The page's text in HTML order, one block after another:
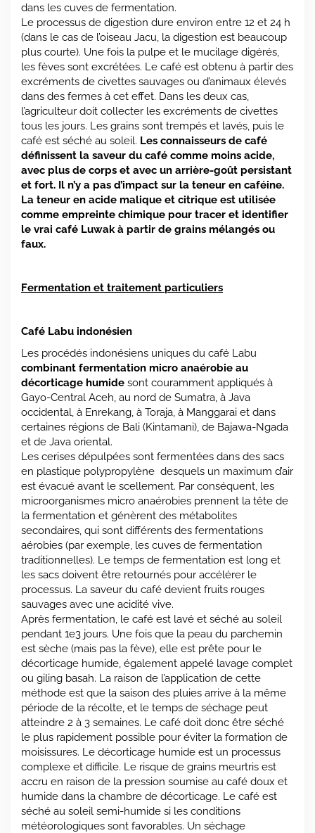
dans les cuves de fermentation.
Le processus de digestion dure environ entre 12 et 24 h
(dans le cas de l’oiseau Jacu, la digestion est beaucoup
plus courte). Une fois la pulpe et le mucilage digérés,
les fèves sont excrétées. Le café est obtenu à partir des
excréments de civettes sauvages ou d’animaux élevés
dans des fermes à cet effet. Dans les deux cas,
l’agriculteur doit collecter les excréments de civettes
tous les jours. Les grains sont trempés et lavés, puis le
café est séché au soleil. Les connaisseurs de café
définissent la saveur du café comme moins acide,
avec plus de corps et avec un arrière-goût persistant
et fort. Il n’y a pas d’impact sur la teneur en caféine.
La teneur en acide malique et citrique est utilisée
comme empreinte chimique pour tracer et identifier
le vrai café Luwak à partir de grains mélangés ou
faux.
Fermentation et traitement particuliers
Café Labu indonésien
Les procédés indonésiens uniques du café Labu
combinant fermentation micro anaérobie au
décorticage humide sont couramment appliqués à
Gayo-Central Aceh, au nord de Sumatra, à Java
occidental, à Enrekang, à Toraja, à Manggarai et dans
certaines régions de Bali (Kintamani), de Bajawa-Ngada
et de Java oriental.
Les cerises dépulpées sont fermentées dans des sacs
en plastique polypropylène desquels un maximum d’air
est évacué avant le scellement. Par conséquent, les
microorganismes micro anaérobies prennent la tête de
la fermentation et génèrent des métabolites
secondaires, qui sont différents des fermentations
aérobies (par exemple, les cuves de fermentation
traditionnelles). Le temps de fermentation est long et
les sacs doivent être retournés pour accélérer le
processus. La saveur du café devient fruits rouges
sauvages avec une acidité vive.
Après fermentation, le café est lavé et séché au soleil
pendant 1e3 jours. Une fois que la peau du parchemin
est sèche (mais pas la fève), elle est prête pour le
décorticage humide, également appelé lavage complet
ou giling basah. La raison de l’application de cette
méthode est que la saison des pluies arrive à la même
période de la récolte, et le temps de séchage peut
atteindre 2 à 3 semaines. Le café doit donc être séché
le plus rapidement possible pour éviter la formation de
moisissures. Le décorticage humide est un processus
complexe et difficile. Le risque de grains meurtris est
accru en raison de la pression soumise au café doux et
humide dans la chambre de décorticage. Le café est
séché au soleil semi-humide si les conditions
météorologiques sont favorables. Un séchage